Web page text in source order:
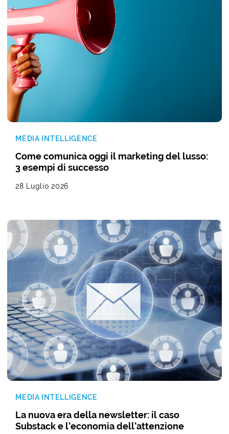
MEDIA INTELLIGENCE
Come comunica oggi il marketing del lusso:
3 esempi di successo
28 Luglio 2026
MEDIA INTELLIGENCE
La nuova era della newsletter: il caso
Substack e l’economia dell’attenzione